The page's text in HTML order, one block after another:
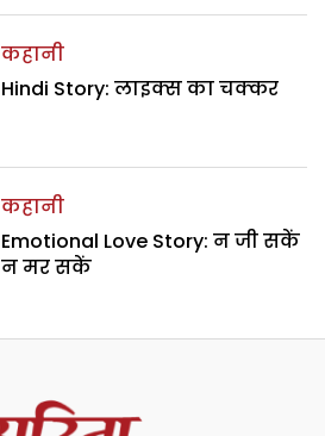
कहानी
Hindi Story: लाइक्स का चक्कर
कहानी
Emotional Love Story: न जी सकें
न मर सकें